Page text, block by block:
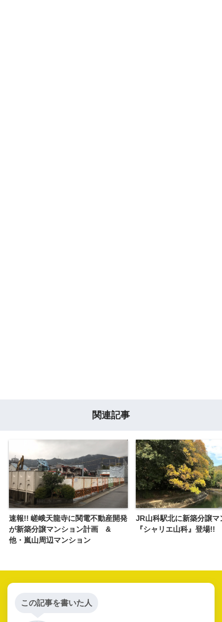
関連記事
速報!! 嵯峨天龍寺に関電不動産開発
が新築分譲マンション計画 &
他・嵐山周辺マンション
JR山科駅北に新築分譲マ
『シャリエ山科』登場!!
この記事を書いた人